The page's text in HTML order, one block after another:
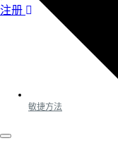
注册
敏捷方法